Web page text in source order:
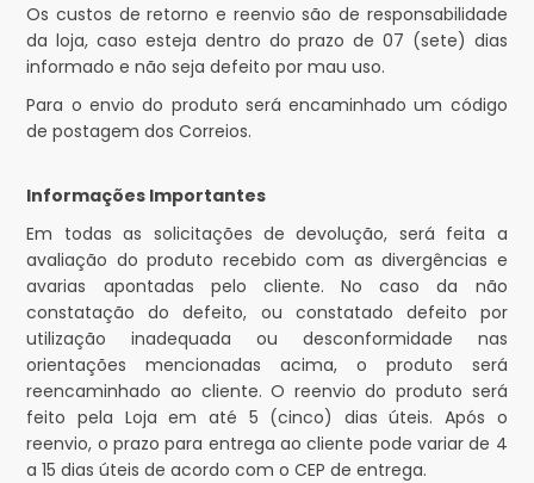
Os custos de retorno e reenvio são de responsabilidade
da loja, caso esteja dentro do prazo de 07 (sete) dias
informado e não seja defeito por mau uso.
Para o envio do produto será encaminhado um código
de postagem dos Correios.
Informações Importantes
Em todas as solicitações de devolução, será feita a
avaliação do produto recebido com as divergências e
avarias apontadas pelo cliente. No caso da não
constatação do defeito, ou constatado defeito por
utilização inadequada ou desconformidade nas
orientações mencionadas acima, o produto será
reencaminhado ao cliente. O reenvio do produto será
feito pela Loja em até 5 (cinco) dias úteis. Após o
reenvio, o prazo para entrega ao cliente pode variar de 4
a 15 dias úteis de acordo com o CEP de entrega.